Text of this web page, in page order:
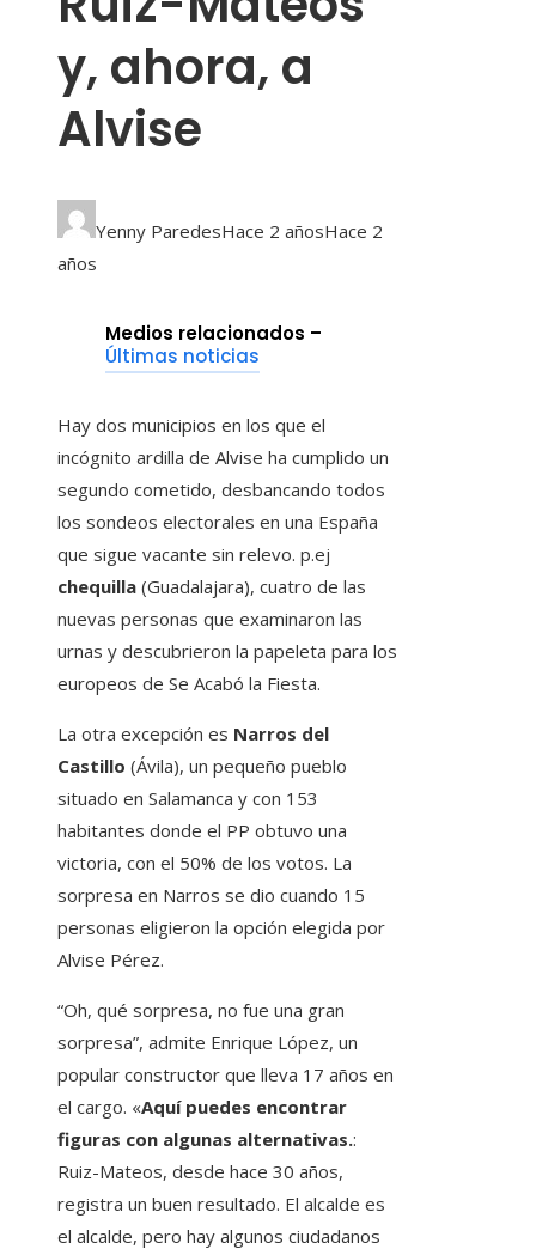
y, ahora, a
Alvise
Yenny ParedesHace 2 añosHace 2
años
Medios relacionados –
Últimas noticias
Hay dos municipios en los que el
incógnito ardilla de Alvise ha cumplido un
segundo cometido, desbancando todos
los sondeos electorales en una España
que sigue vacante sin relevo. p.ej
chequilla (Guadalajara), cuatro de las
nuevas personas que examinaron las
urnas y descubrieron la papeleta para los
europeos de Se Acabó la Fiesta.
La otra excepción es Narros del
Castillo (Ávila), un pequeño pueblo
situado en Salamanca y con 153
habitantes donde el PP obtuvo una
victoria, con el 50% de los votos. La
sorpresa en Narros se dio cuando 15
personas eligieron la opción elegida por
Alvise Pérez.
“Oh, qué sorpresa, no fue una gran
sorpresa”, admite Enrique López, un
popular constructor que lleva 17 años en
el cargo. «Aquí puedes encontrar
figuras con algunas alternativas.:
Ruiz-Mateos, desde hace 30 años,
registra un buen resultado. El alcalde es
el alcalde, pero hay algunos ciudadanos